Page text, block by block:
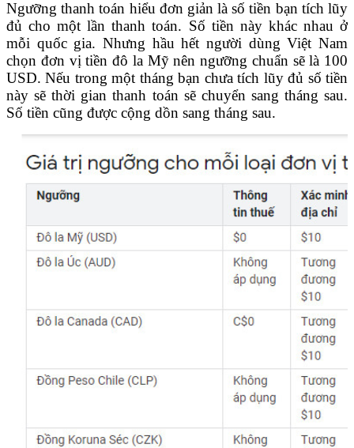
Ngưỡng thanh toán hiểu đơn giản là số tiền bạn tích lũy
đủ cho một lần thanh toán. Số tiền này khác nhau ở
mỗi quốc gia. Nhưng hầu hết người dùng Việt Nam
chọn đơn vị tiền đô la Mỹ nên ngưỡng chuẩn sẽ là 100
USD. Nếu trong một tháng bạn chưa tích lũy đủ số tiền
này sẽ thời gian thanh toán sẽ chuyển sang tháng sau.
Số tiền cũng được cộng dồn sang tháng sau.